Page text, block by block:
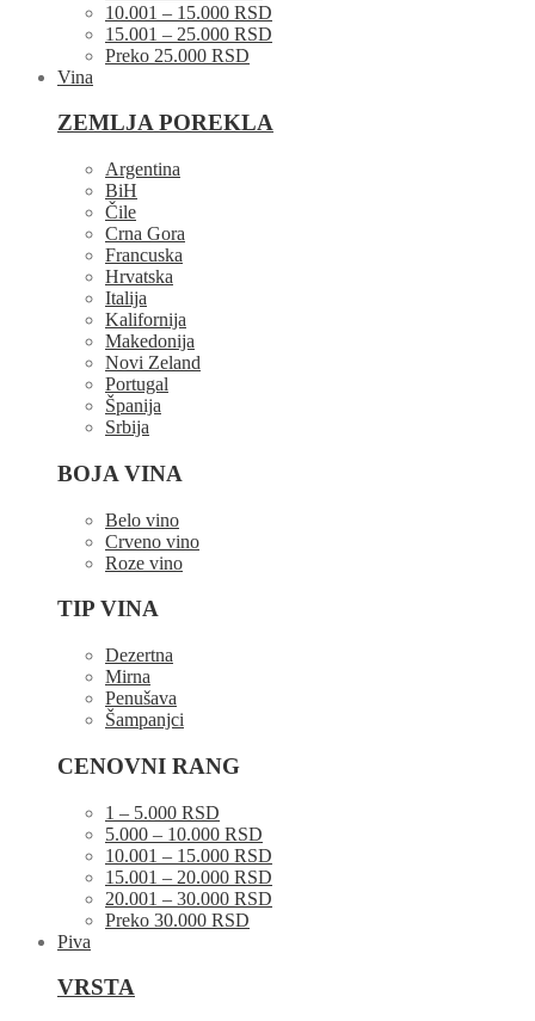
10.001 – 15.000 RSD
15.001 – 25.000 RSD
Preko 25.000 RSD
Vina
ZEMLJA POREKLA
Argentina
BiH
Čile
Crna Gora
Francuska
Hrvatska
Italija
Kalifornija
Makedonija
Novi Zeland
Portugal
Španija
Srbija
BOJA VINA
Belo vino
Crveno vino
Roze vino
TIP VINA
Dezertna
Mirna
Penušava
Šampanjci
CENOVNI RANG
1 – 5.000 RSD
5.000 – 10.000 RSD
10.001 – 15.000 RSD
15.001 – 20.000 RSD
20.001 – 30.000 RSD
Preko 30.000 RSD
Piva
VRSTA